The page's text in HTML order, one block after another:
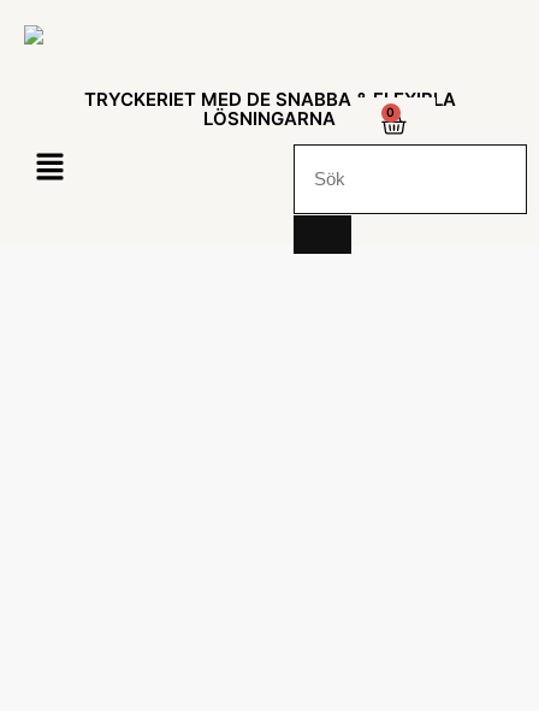
TRYCKERIET MED DE SNABBA & FLEXIBLA
LÖSNINGARNA
0